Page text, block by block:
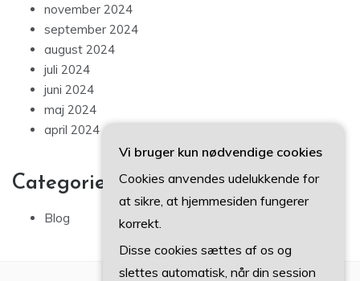
november 2024
september 2024
august 2024
juli 2024
juni 2024
maj 2024
april 2024
Categories
Blog
Vi bruger kun nødvendige cookies
Cookies anvendes udelukkende for
at sikre, at hjemmesiden fungerer
korrekt.
Disse cookies sættes af os og
slettes automatisk, når din session